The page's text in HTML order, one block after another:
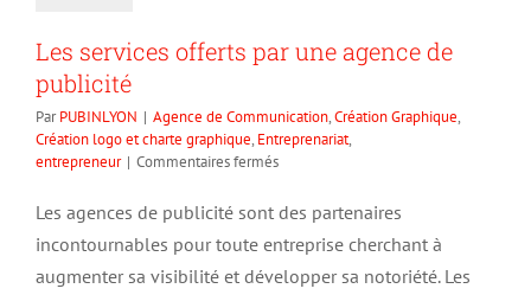
Les services offerts par une agence de
publicité
ParPUBINLYON | Agence de Communication,Création Graphique,
Création logo et charte graphique, Entreprenariat,
entrepreneur | Commentaires ferméssur
services
offerts
par
une
Les agences de publicité sont des partenaires
incontournables pour toute entreprise cherchant à
augmenter sa visibilité et développer sa notoriété. Les